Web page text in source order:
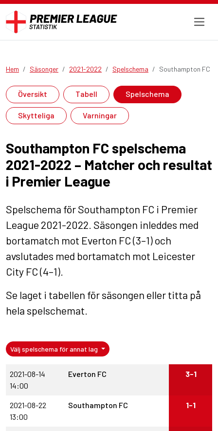
Hem Säsonger 2021-2022 Spelschema Southampton FC
Översikt Tabell Spelschema
Skytteliga Varningar
Southampton FC spelschema
2021-2022 – Matcher och resultat
i Premier League
Spelschema för Southampton FC i Premier
League 2021-2022. Säsongen inleddes med
bortamatch mot Everton FC (3–1) och
avslutades med bortamatch mot Leicester
City FC (4–1).
Se laget i tabellen för säsongen eller titta på
hela spelschemat
Välj spelschema för annat lag
2021-08-14
14:00
Everton FC 3-1
2021-08-22
13:00
Southampton FC 1-1